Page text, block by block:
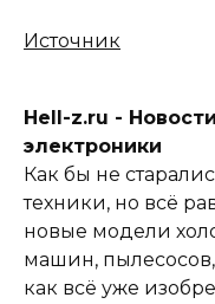
Источник
Hell-z.ru -
электроники
Как бы не
техники, но всё
новые модели
машин, пылесосов,
как всё уже